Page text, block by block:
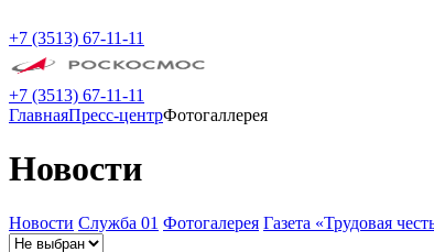
+7 (3513) 67-11-11
+7 (3513) 67-11-11
ГлавнаяПресс-центрФотогаллерея
Новости
Новости Служба 01 Фотогалерея Газета «Трудовая